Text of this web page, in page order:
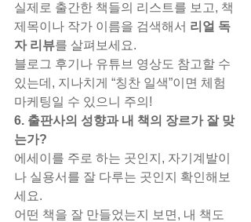
실제로 출간한 책들의 리스트를 보고, 책
제목이나 작가 이름을 검색해서 리얼 독
자 리뷰를 살펴보세요.
블로그 후기나 유튜브 영상도 참고할 수
있는데, 지나치게 “칭찬 일색”이면 체험
마케팅일 수 있으니 주의!
6. 출판사의 성향과 내 책의 장르가 잘 맞
는가?
에세이를 주로 하는 곳인지, 자기계발이
나 실용서를 잘 다루는 곳인지 확인해보
세요.
어떤 책을 잘 만들었는지 보면, 내 책도